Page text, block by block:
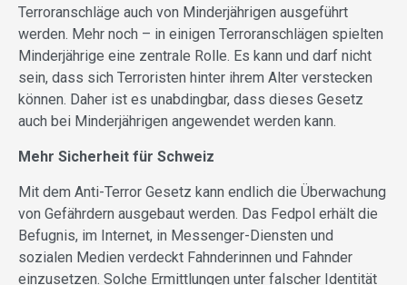
Terroranschläge auch von Minderjährigen ausgeführt
werden. Mehr noch – in einigen Terroranschlägen spielten
Minderjährige eine zentrale Rolle. Es kann und darf nicht
sein, dass sich Terroristen hinter ihrem Alter verstecken
können. Daher ist es unabdingbar, dass dieses Gesetz
auch bei Minderjährigen angewendet werden kann.
Mehr Sicherheit für Schweiz
Mit dem Anti-Terror Gesetz kann endlich die Überwachung
von Gefährdern ausgebaut werden. Das Fedpol erhält die
Befugnis, im Internet, in Messenger-Diensten und
sozialen Medien verdeckt Fahnderinnen und Fahnder
einzusetzen. Solche Ermittlungen unter falscher Identität